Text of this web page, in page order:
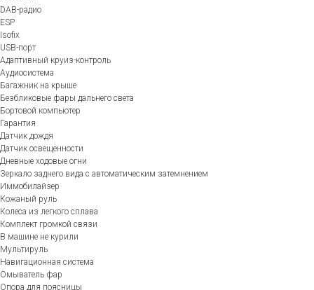
DAB-радио
ESP
Isofix
USB-порт
Адаптивный круиз-контроль
Аудиосистема
Багажник на крыше
Безбликовые фары дальнего света
Бортовой компьютер
Гарантия
Датчик дождя
Датчик освещенности
Дневные ходовые огни
Зеркало заднего вида с автоматическим затемнением
Иммобилайзер
Кожаный руль
Колеса из легкого сплава
Комплект громкой связи
В машине не курили
Мультируль
Навигационная система
Омыватель фар
Опора для поясницы